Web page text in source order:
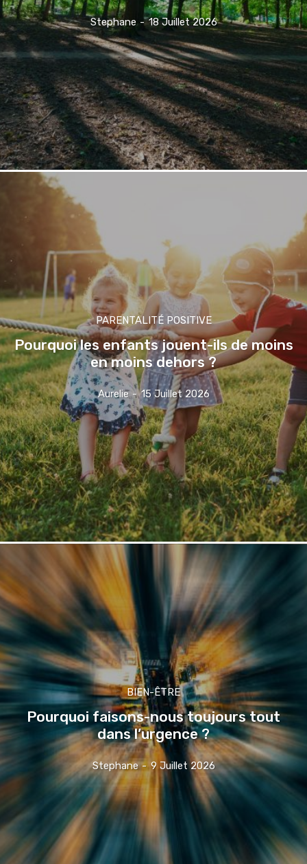
Stephane - 18 Juillet 2026
PARENTALITÉ POSITIVE
Pourquoi les enfants jouent-ils de moins
en moins dehors ?
Aurelie - 15 Juillet 2026
BIEN-ÊTRE
Pourquoi faisons-nous toujours tout
dans l’urgence ?
Stephane - 9 Juillet 2026